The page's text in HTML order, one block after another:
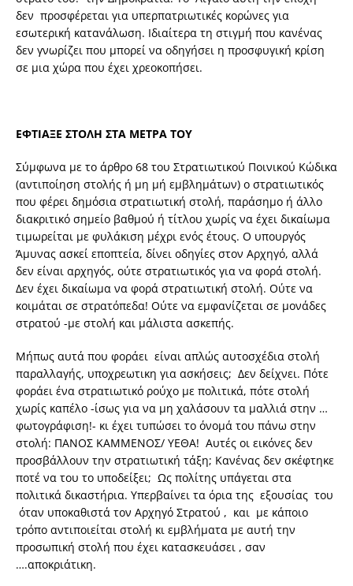
δεν προσφέρεται για υπερπατριωτικές κορώνες για
εσωτερική κατανάλωση. Ιδιαίτερα τη στιγμή που κανένας
δεν γνωρίζει που μπορεί να οδηγήσει η προσφυγική κρίση
σε μια χώρα που έχει χρεοκοπήσει.
ΕΦΤΙΑΞΕ ΣΤΟΛΗ ΣΤΑ ΜΕΤΡΑ ΤΟΥ
Σύμφωνα με το άρθρο 68 του Στρατιωτικού Ποινικού Κώδικα
(αντιποίηση στολής ή μη μή εμβλημάτων) ο στρατιωτικός
που φέρει δημόσια στρατιωτική στολή, παράσημο ή άλλο
διακριτικό σημείο βαθμού ή τίτλου χωρίς να έχει δικαίωμα
τιμωρείται με φυλάκιση μέχρι ενός έτους. Ο υπουργός
Άμυνας ασκεί εποπτεία, δίνει οδηγίες στον Αρχηγό, αλλά
δεν είναι αρχηγός, ούτε στρατιωτικός για να φορά στολή.
Δεν έχει δικαίωμα να φορά στρατιωτική στολή. Ούτε να
κοιμάται σε στρατόπεδα! Ούτε να εμφανίζεται σε μονάδες
στρατού -με στολή και μάλιστα ασκεπής.
Μήπως αυτά που φοράει είναι απλώς αυτοσχέδια στολή
παραλλαγής, υποχρεωτικη για ασκήσεις; Δεν δείχνει. Πότε
φοράει ένα στρατιωτικό ρούχο με πολιτικά, πότε στολή
χωρίς καπέλο -ίσως για να μη χαλάσουν τα μαλλιά στην …
φωτογράφιση!- κι έχει τυπώσει το όνομά του πάνω στην
στολή: ΠΑΝΟΣ ΚΑΜΜΕΝΟΣ/ ΥΕΘΑ! Αυτές οι εικόνες δεν
προσβάλλουν την στρατιωτική τάξη; Κανένας δεν σκέφτηκε
ποτέ να του το υποδείξει; Ως πολίτης υπάγεται στα
πολιτικά δικαστήρια. Υπερβαίνει τα όρια της εξουσίας του
όταν υποκαθιστά τον Αρχηγό Στρατού , και με κάποιο
τρόπο αντιποιείται στολή κι εμβλήματα με αυτή την
προσωπική στολή που έχει κατασκευάσει , σαν
….αποκριάτικη.